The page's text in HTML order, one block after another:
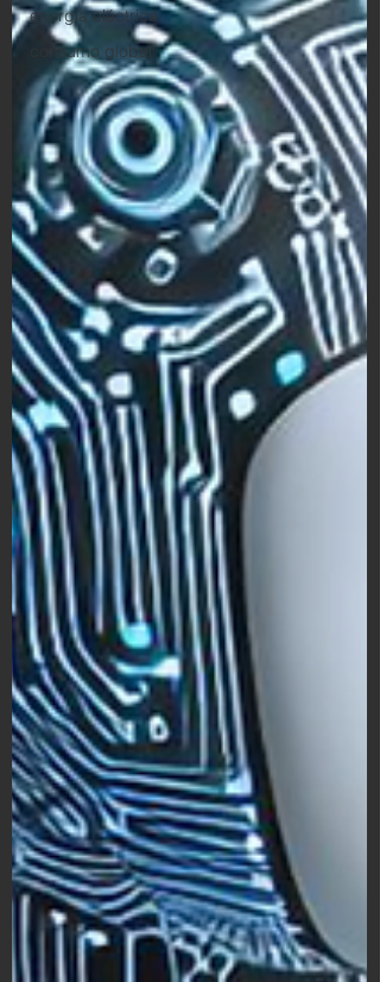
energía eléctrica
consumo global